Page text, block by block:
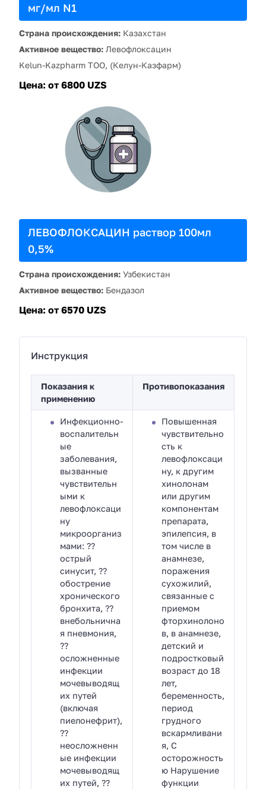
мг/мл N1
Страна происхождения: Казахстан
Активное вещество: Левофлоксацин
Kelun-Kazpharm ТОО, (Келун-Казфарм)
Цена: от 6800 UZS
ЛЕВОФЛОКСАЦИН раствор 100мл
0,5%
Страна происхождения: Узбекистан
Активное вещество: Бендазол
Цена: от 6570 UZS
Инструкция
Показания к
применению
Противопоказания
Инфекционно-
воспалительн
ые
заболевания,
вызванные
чувствительн
ыми к
левофлоксаци
ну
микроорганиз
мами: ??
острый
синусит, ??
обострение
хронического
бронхита, ??
внебольнична
я пневмония,
??
осложненные
инфекции
мочевыводящ
их путей
(включая
пиелонефрит),
??
неосложненн
ые инфекции
мочевыводящ
их путей, ??
Повышенная
чувствительно
сть к
левофлоксаци
ну, к другим
хинолонам
или другим
компонентам
препарата,
эпилепсия, в
том числе в
анамнезе,
поражения
сухожилий,
связанные с
приемом
фторхинолоно
в, в анамнезе,
детский и
подростковый
возраст до 18
лет,
беременность,
период
грудного
вскармливани
я, С
осторожность
ю Нарушение
функции